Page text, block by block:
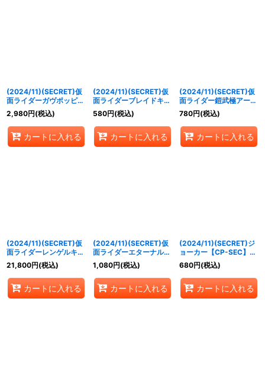
(2024/11)(SECRET)仮
面ライダーガヴポッピン
グミフォーム【X-SEC】
{CB31-X03}《黄》
2,980円(税込)
カートに入れる
(2024/11)(SECRET)仮
面ライダーブレイドキン
グフォーム[3]【X-
SEC】{CB31-X04}
《黄》
580円(税込)
カートに入れる
(2024/11)(SECRET)仮
面ライダー鎧武極アーム
ズ[2]【X-SEC】{CB31-
X05}《多》
780円(税込)
カートに入れる
(2024/11)(SECRET)仮
面ライダーレンゲルキン
グフォーム【XX-SEC】
{CB31-XX01}《黄》
21,800円(税込)
カートに入れる
(2024/11)(SECRET)仮
面ライダーエターナル
[2]【CP-SEC】{CB31-
CP02}《紫》
1,080円(税込)
カートに入れる
(2024/11)(SECRET)ジ
ョーカー【CP-SEC】
{CB31-CP03}《多》
680円(税込)
カートに入れる